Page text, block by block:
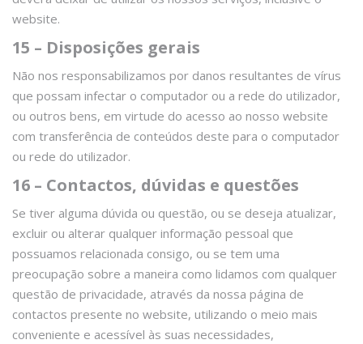
website.
15 – Disposições gerais
Não nos responsabilizamos por danos resultantes de vírus
que possam infectar o computador ou a rede do utilizador,
ou outros bens, em virtude do acesso ao nosso website
com transferência de conteúdos deste para o computador
ou rede do utilizador.
16 – Contactos, dúvidas e questões
Se tiver alguma dúvida ou questão, ou se deseja atualizar,
excluir ou alterar qualquer informação pessoal que
possuamos relacionada consigo, ou se tem uma
preocupação sobre a maneira como lidamos com qualquer
questão de privacidade, através da nossa página de
contactos presente no website, utilizando o meio mais
conveniente e acessível às suas necessidades,